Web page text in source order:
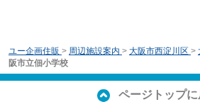
ユー企画住販 > 周辺施設案内 > 大阪市西淀川区 >
阪市立佃小学校
ページトップに